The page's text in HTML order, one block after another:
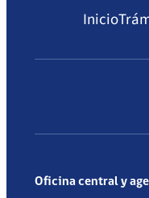
Inicio
Oficina central y